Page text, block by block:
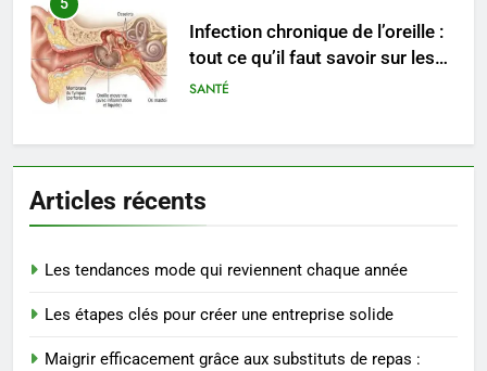
6
Les secrets révélés pour une
peau éclatante grâce à The
7
Prévenir les chutes chez les
exercices
BIEN ÊTRE
Voyance à La Rochelle : où
Articles récents
Les tendances mode qui reviennent chaque année
Les étapes clés pour créer une entreprise solide
Maigrir efficacement grâce aux substituts de repas :